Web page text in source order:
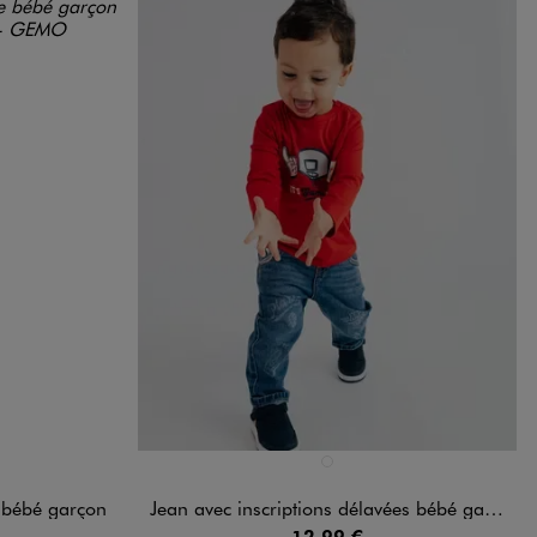
garçon
Jean avec inscriptions délavées bébé garçon